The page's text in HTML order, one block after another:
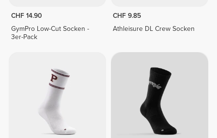
CHF 14.90
GymPro Low-Cut Socken -
3er-Pack
CHF 9.85
Athleisure DL Crew Socken